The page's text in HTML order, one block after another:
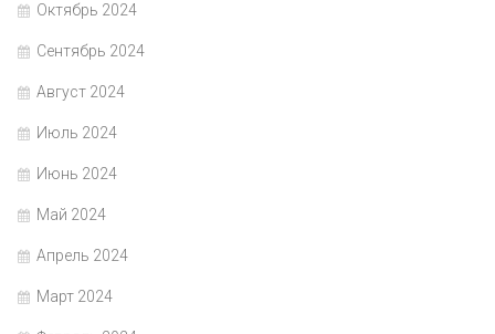
Октябрь 2024
Сентябрь 2024
Август 2024
Июль 2024
Июнь 2024
Май 2024
Апрель 2024
Март 2024